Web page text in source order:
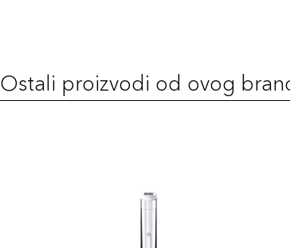
Ostali proizvodi od ovog